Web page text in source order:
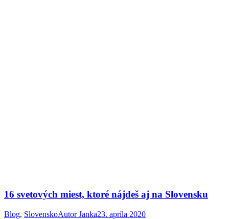
16 svetových miest, ktoré nájdeš aj na Slovensku
Blog, SlovenskoAutorJanka23. apríla 2020